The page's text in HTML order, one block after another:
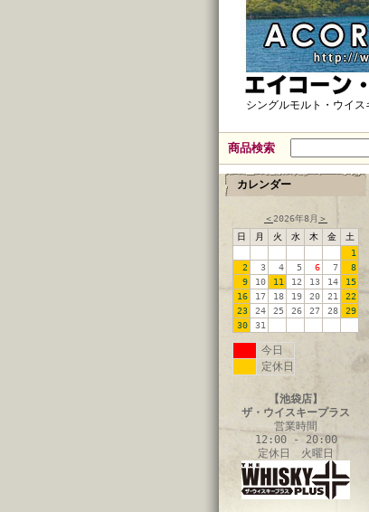
シングルモルト・ウイ
商品検索
カレンダー
＜2026年8月 ＞
日
月 火 水 木 金
土
1
2
3 4 5 6 7
8
9
10 11 12 13 14
15
16
17 18 19 20 21
22
23
24 25 26 27 28
29
30
31
今日
定休日
【池袋店】
ザ・ウイスキープラス
営業時間
12:00 - 20:00
定休日 火曜日